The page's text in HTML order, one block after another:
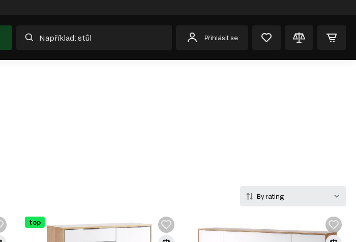
Přihlásit se
By rating
top